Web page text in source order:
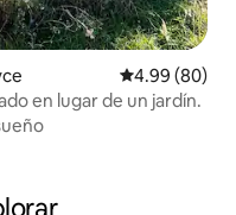
Calificación
4.99 (80)
en lugar de un jardín.